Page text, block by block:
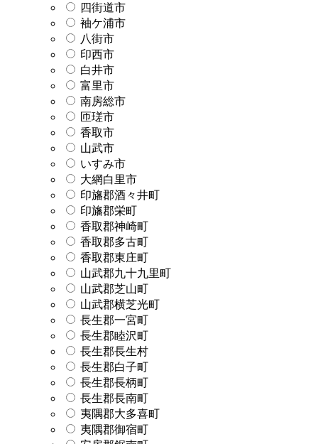
四街道市
袖ケ浦市
八街市
印西市
白井市
富里市
南房総市
匝瑳市
香取市
山武市
いすみ市
大網白里市
印旛郡酒々井町
印旛郡栄町
香取郡神崎町
香取郡多古町
香取郡東庄町
山武郡九十九里町
山武郡芝山町
山武郡横芝光町
長生郡一宮町
長生郡睦沢町
長生郡長生村
長生郡白子町
長生郡長柄町
長生郡長南町
夷隅郡大多喜町
夷隅郡御宿町